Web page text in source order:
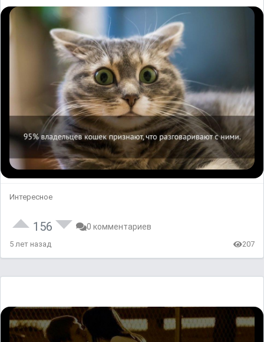
Интересное
156 0 комментариев
5 лет назад 207